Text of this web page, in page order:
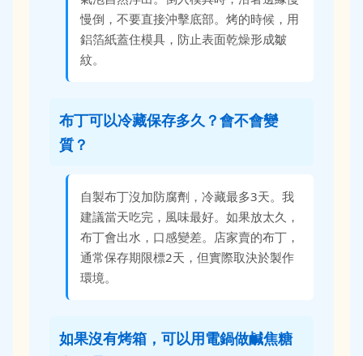
慢倒，不要直接沖擊底部。烤的時候，用
鋁箔紙蓋住模具，防止表面乾燥形成皺
紋。
布丁可以冷藏保存多久？會不會變
質？
自製布丁沒加防腐劑，冷藏最多3天。我
建議當天吃完，風味最好。如果放太久，
布丁會出水，口感變差。店家賣的布丁，
通常保存期限標2天，但實際取決於製作
環境。
如果沒有烤箱，可以用電鍋做鹹焦糖